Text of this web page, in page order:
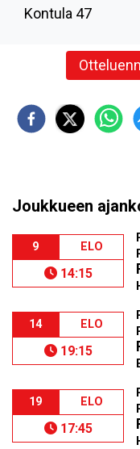
Kontula 47
Joukkueen
9 ELO
14:15
14 ELO
19:15
19 ELO
17:45